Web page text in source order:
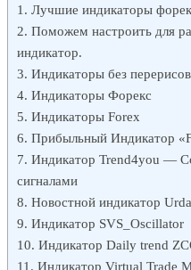
Лучшие индикаторы
Поможем настроить для
индикатор.
Индикаторы без
Индикаторы Форекс
Индикаторы Forex
Прибыльный Индикатор
Индикатор Trend4you —
сигналами
Новостной индикатор
Индикатор SVS_Oscillator
Индикатор Daily trend
Индикатор Virtual Trade